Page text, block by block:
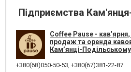
Підприємства
Coffee Pause -
продаж та оренда
Кам’янці-Подільському
+380(68)050-50-53 +380(67)381-22-87